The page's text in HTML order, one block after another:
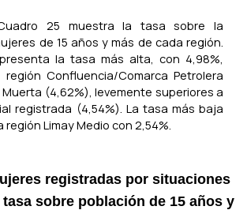
25 muestra la tasa sobre la
de 15 años y más de cada región.
la tasa más alta, con 4,98%,
Confluencia/Comarca Petrolera
Muerta (4,62%), levemente superiores a
registrada (4,54%). La tasa más baja
región Limay Medio con 2,54%.
registradas por situaciones
sobre población de 15 años y